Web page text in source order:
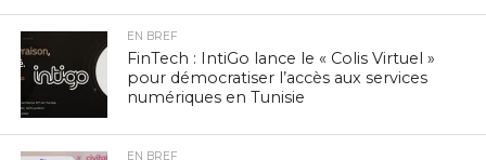
EN BREF
FinTech : IntiGo lance le « Colis Virtuel »
pour démocratiser l’accès aux services
numériques en Tunisie
EN BREF